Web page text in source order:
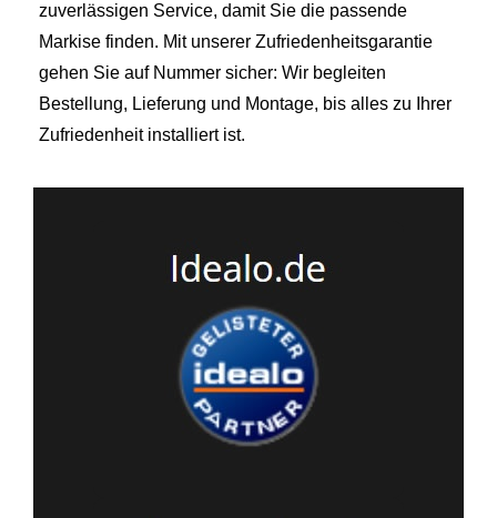
zuverlässigen Service, damit Sie die passende
Markise finden. Mit unserer Zufriedenheitsgarantie
gehen Sie auf Nummer sicher: Wir begleiten
Bestellung, Lieferung und Montage, bis alles zu Ihrer
Zufriedenheit installiert ist.